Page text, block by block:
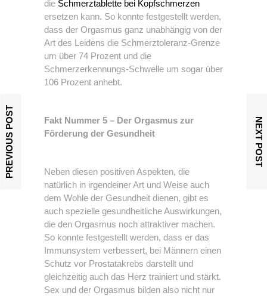
die Schmerztablette bei Kopfschmerzen
ersetzen kann. So konnte festgestellt werden,
dass der Orgasmus ganz unabhängig von der
Art des Leidens die Schmerztoleranz-Grenze
um über 74 Prozent und die
Schmerzerkennungs-Schwelle um sogar über
106 Prozent anhebt.
Fakt Nummer 5 – Der Orgasmus zur
Förderung der Gesundheit
Neben diesen positiven Aspekten, die
natürlich in irgendeiner Art und Weise auch
dem Wohle der Gesundheit dienen, gibt es
auch spezielle gesundheitliche Auswirkungen,
die den Orgasmus noch attraktiver machen.
So konnte festgestellt werden, dass er das
Immunsystem verbessert, bei Männern einen
Schutz vor Prostatakrebs darstellt und
gleichzeitig auch das Herz trainiert und stärkt.
Sex und der Orgasmus bilden also nicht nur
PREVIOUS POST NEXT POST